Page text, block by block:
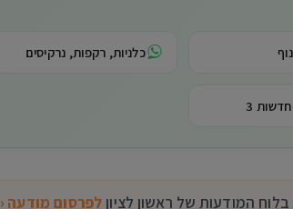
כלניות, רקפות, נרקיסים
3
המודעות של ראשון לציון לפרסום מודעה ‹